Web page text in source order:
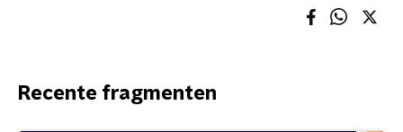
Recente fragmenten